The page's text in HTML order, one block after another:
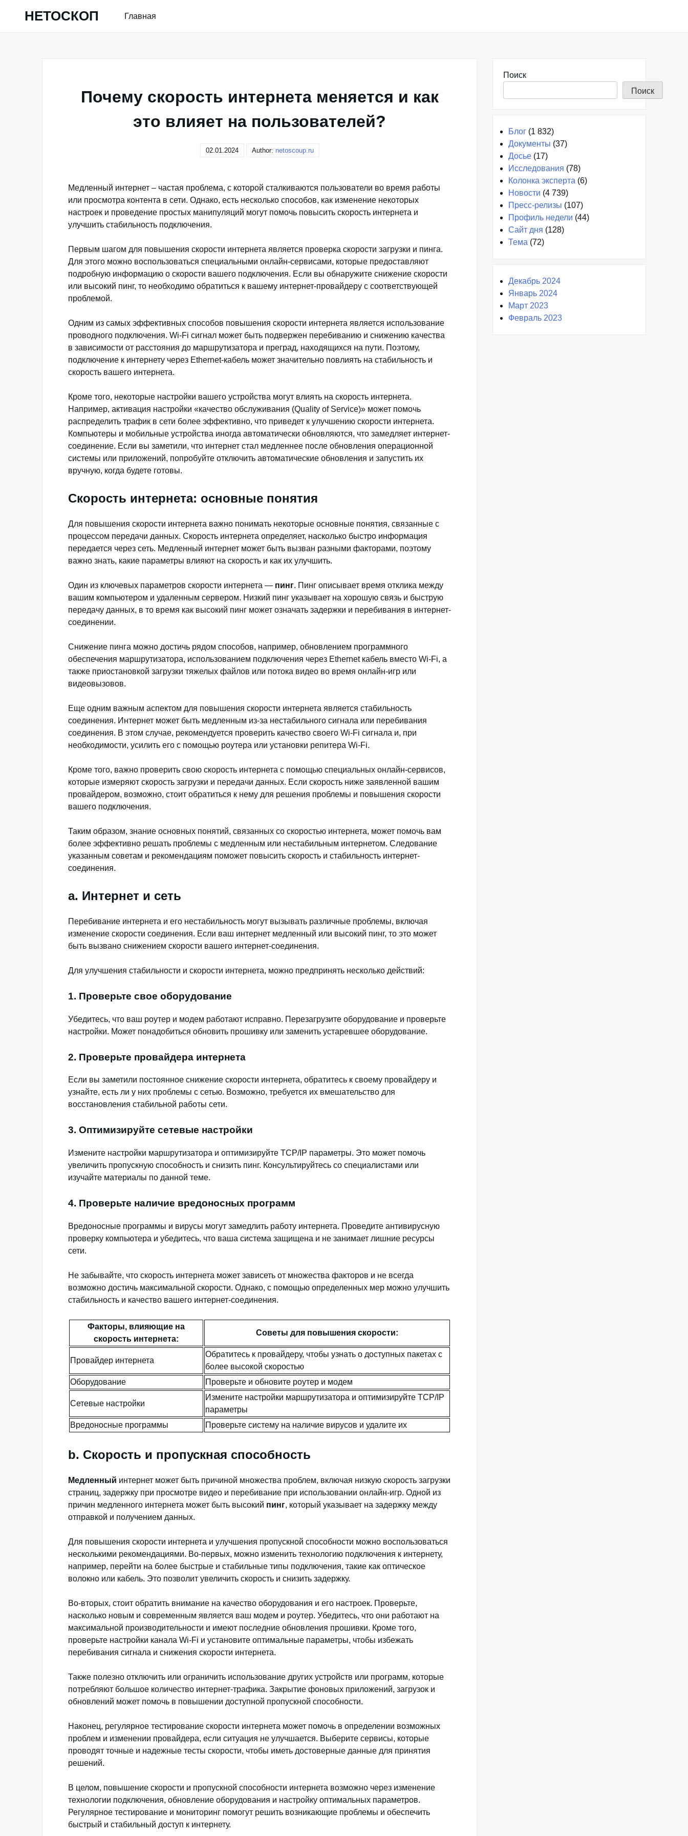
НЕТОСКОП Главная
Почему скорость интернета меняется и как
это влияет на пользователей?
02.01.2024 Author: netoscoup.ru
Медленный интернет – частая проблема, с которой сталкиваются пользователи во время работы
или просмотра контента в сети. Однако, есть несколько способов, как изменение некоторых
настроек и проведение простых манипуляций могут помочь повысить скорость интернета и
улучшить стабильность подключения.
Первым шагом для повышения скорости интернета является проверка скорости загрузки и пинга.
Для этого можно воспользоваться специальными онлайн-сервисами, которые предоставляют
подробную информацию о скорости вашего подключения. Если вы обнаружите снижение скорости
или высокий пинг, то необходимо обратиться к вашему интернет-провайдеру с соответствующей
проблемой.
Одним из самых эффективных способов повышения скорости интернета является использование
проводного подключения. Wi-Fi сигнал может быть подвержен перебиванию и снижению качества
в зависимости от расстояния до маршрутизатора и преград, находящихся на пути. Поэтому,
подключение к интернету через Ethernet-кабель может значительно повлиять на стабильность и
скорость вашего интернета.
Кроме того, некоторые настройки вашего устройства могут влиять на скорость интернета.
Например, активация настройки «качество обслуживания (Quality of Service)» может помочь
распределить трафик в сети более эффективно, что приведет к улучшению скорости интернета.
Компьютеры и мобильные устройства иногда автоматически обновляются, что замедляет интернет-
соединение. Если вы заметили, что интернет стал медленнее после обновления операционной
системы или приложений, попробуйте отключить автоматические обновления и запустить их
вручную, когда будете готовы.
Скорость интернета: основные понятия
Для повышения скорости интернета важно понимать некоторые основные понятия, связанные с
процессом передачи данных. Скорость интернета определяет, насколько быстро информация
передается через сеть. Медленный интернет может быть вызван разными факторами, поэтому
важно знать, какие параметры влияют на скорость и как их улучшить.
Один из ключевых параметров скорости интернета — пинг. Пинг описывает время отклика между
вашим компьютером и удаленным сервером. Низкий пинг указывает на хорошую связь и быструю
передачу данных, в то время как высокий пинг может означать задержки и перебивания в интернет-
соединении.
Снижение пинга можно достичь рядом способов, например, обновлением программного
обеспечения маршрутизатора, использованием подключения через Ethernet кабель вместо Wi-Fi, а
также приостановкой загрузки тяжелых файлов или потока видео во время онлайн-игр или
видеовызовов.
Еще одним важным аспектом для повышения скорости интернета является стабильность
соединения. Интернет может быть медленным из-за нестабильного сигнала или перебивания
соединения. В этом случае, рекомендуется проверить качество своего Wi-Fi сигнала и, при
необходимости, усилить его с помощью роутера или установки репитера Wi-Fi.
Кроме того, важно проверить свою скорость интернета с помощью специальных онлайн-сервисов,
которые измеряют скорость загрузки и передачи данных. Если скорость ниже заявленной вашим
провайдером, возможно, стоит обратиться к нему для решения проблемы и повышения скорости
вашего подключения.
Таким образом, знание основных понятий, связанных со скоростью интернета, может помочь вам
более эффективно решать проблемы с медленным или нестабильным интернетом. Следование
указанным советам и рекомендациям поможет повысить скорость и стабильность интернет-
соединения.
a. Интернет и сеть
Перебивание интернета и его нестабильность могут вызывать различные проблемы, включая
изменение скорости соединения. Если ваш интернет медленный или высокий пинг, то это может
быть вызвано снижением скорости вашего интернет-соединения.
Для улучшения стабильности и скорости интернета, можно предпринять несколько действий:
1. Проверьте свое оборудование
Убедитесь, что ваш роутер и модем работают исправно. Перезагрузите оборудование и проверьте
настройки. Может понадобиться обновить прошивку или заменить устаревшее оборудование.
2. Проверьте провайдера интернета
Если вы заметили постоянное снижение скорости интернета, обратитесь к своему провайдеру и
узнайте, есть ли у них проблемы с сетью. Возможно, требуется их вмешательство для
восстановления стабильной работы сети.
3. Оптимизируйте сетевые настройки
Измените настройки маршрутизатора и оптимизируйте TCP/IP параметры. Это может помочь
увеличить пропускную способность и снизить пинг. Консультируйтесь со специалистами или
изучайте материалы по данной теме.
4. Проверьте наличие вредоносных программ
Вредоносные программы и вирусы могут замедлить работу интернета. Проведите антивирусную
проверку компьютера и убедитесь, что ваша система защищена и не занимает лишние ресурсы
сети.
Не забывайте, что скорость интернета может зависеть от множества факторов и не всегда
возможно достичь максимальной скорости. Однако, с помощью определенных мер можно улучшить
стабильность и качество вашего интернет-соединения.
Факторы, влияющие на
скорость интернета:
Советы для повышения скорости:
Провайдер интернета
Обратитесь к провайдеру, чтобы узнать о доступных пакетах с
более высокой скоростью
Оборудование
Проверьте и обновите роутер и модем
Сетевые настройки
Измените настройки маршрутизатора и оптимизируйте TCP/IP
параметры
Вредоносные программы
Проверьте систему на наличие вирусов и удалите их
b. Скорость и пропускная способность
Медленный интернет может быть причиной множества проблем, включая низкую скорость загрузки
страниц, задержку при просмотре видео и перебивание при использовании онлайн-игр. Одной из
причин медленного интернета может быть высокий пинг, который указывает на задержку между
отправкой и получением данных.
Для повышения скорости интернета и улучшения пропускной способности можно воспользоваться
несколькими рекомендациями. Во-первых, можно изменить технологию подключения к интернету,
например, перейти на более быстрые и стабильные типы подключения, такие как оптическое
волокно или кабель. Это позволит увеличить скорость и снизить задержку.
Во-вторых, стоит обратить внимание на качество оборудования и его настроек. Проверьте,
насколько новым и современным является ваш модем и роутер. Убедитесь, что они работают на
максимальной производительности и имеют последние обновления прошивки. Кроме того,
проверьте настройки канала Wi-Fi и установите оптимальные параметры, чтобы избежать
перебивания сигнала и снижения скорости интернета.
Также полезно отключить или ограничить использование других устройств или программ, которые
потребляют большое количество интернет-трафика. Закрытие фоновых приложений, загрузок и
обновлений может помочь в повышении доступной пропускной способности.
Наконец, регулярное тестирование скорости интернета может помочь в определении возможных
проблем и изменении провайдера, если ситуация не улучшается. Выберите сервисы, которые
проводят точные и надежные тесты скорости, чтобы иметь достоверные данные для принятия
решений.
В целом, повышение скорости и пропускной способности интернета возможно через изменение
технологии подключения, обновление оборудования и настройку оптимальных параметров.
Регулярное тестирование и мониторинг помогут решить возникающие проблемы и обеспечить
быстрый и стабильный доступ к интернету.
Поиск
Поиск
Блог (1 832)
Документы (37)
Досье (17)
Исследования (78)
Колонка эксперта (6)
Новости (4 739)
Пресс-релизы (107)
Профиль недели (44)
Сайт дня (128)
Тема (72)
Декабрь 2024
Январь 2024
Март 2023
Февраль 2023